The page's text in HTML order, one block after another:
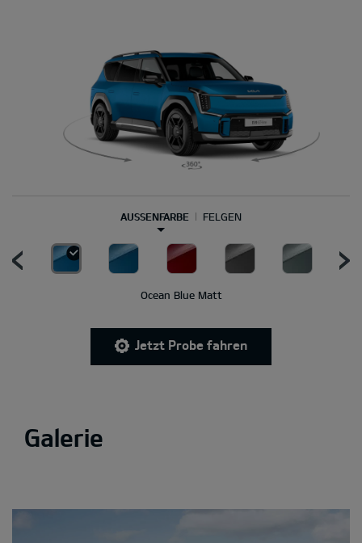
AUSSENFARBE FELGEN
Ocean Blue Matt
Jetzt Probe fahren
Galerie